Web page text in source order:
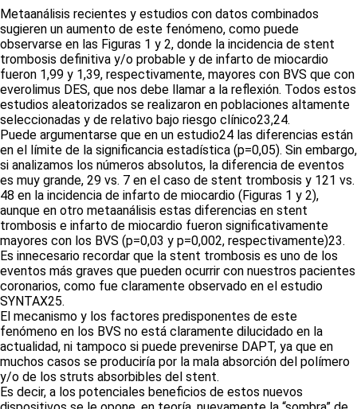
Metaanálisis recientes y estudios con datos combinados
sugieren un aumento de este fenómeno, como puede
observarse en las Figuras 1 y 2, donde la incidencia de stent
trombosis definitiva y/o probable y de infarto de miocardio
fueron 1,99 y 1,39, respectivamente, mayores con BVS que con
everolimus DES, que nos debe llamar a la reflexión. Todos estos
estudios aleatorizados se realizaron en poblaciones altamente
seleccionadas y de relativo bajo riesgo clínico23,24.
Puede argumentarse que en un estudio24 las diferencias están
en el límite de la significancia estadística (p=0,05). Sin embargo,
si analizamos los números absolutos, la diferencia de eventos
es muy grande, 29 vs. 7 en el caso de stent trombosis y 121 vs.
48 en la incidencia de infarto de miocardio (Figuras 1 y 2),
aunque en otro metaanálisis estas diferencias en stent
trombosis e infarto de miocardio fueron significativamente
mayores con los BVS (p=0,03 y p=0,002, respectivamente)23.
Es innecesario recordar que la stent trombosis es uno de los
eventos más graves que pueden ocurrir con nuestros pacientes
coronarios, como fue claramente observado en el estudio
SYNTAX25.
El mecanismo y los factores predisponentes de este
fenómeno en los BVS no está claramente dilucidado en la
actualidad, ni tampoco si puede prevenirse DAPT, ya que en
muchos casos se produciría por la mala absorción del polímero
y/o de los struts absorbibles del stent.
Es decir, a los potenciales beneficios de estos nuevos